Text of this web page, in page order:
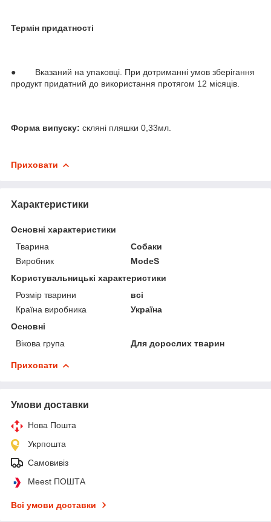
Термін придатності
● Вказаний на упаковці. При дотриманні умов зберігання
продукт придатний до використання протягом 12 місяців.
Форма випуску: скляні пляшки 0,33мл.
Приховати
Характеристики
Основні характеристики
Тварина
Собаки
Виробник
ModeS
Користувальницькі характеристики
Розмір тварини
всі
Країна виробника
Україна
Основні
Вікова група
Для дорослих тварин
Приховати
Умови доставки
Нова Пошта
Укрпошта
Самовивіз
Meest ПОШТА
Всі умови доставки